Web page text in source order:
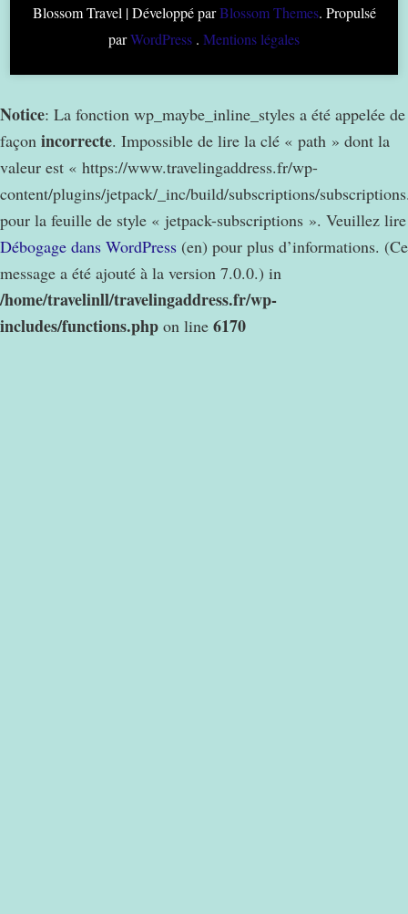
Blossom Travel | Développé parBlossom Themes. Propulsé
parWordPress . Mentions légales
Notice: La fonction wp_maybe_inline_styles a été appelée de
façon incorrecte. Impossible de lire la clé « path » dont la
valeur est « https://www.travelingaddress.fr/wp-
content/plugins/jetpack/_inc/build/subscriptions/
pour la feuille de style « jetpack-subscriptions ». Veuillez lire
Débogage dans WordPress (en) pour plus d’informations. (Ce
message a été ajouté à la version 7.0.0.) in
/home/travelinll/travelingaddress.fr/wp-
includes/functions.php on line 6170